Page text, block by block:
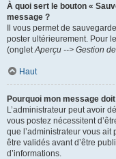
À quoi sert le bouton «
message ?
Il vous permet de
poster ultérieurement. Pour
(ongletAperçu --> Gestion
Haut
Pourquoi mon message
L’administrateur peut avoir
vous postez nécessitent
que l’administrateur vous
être validés avant d’être
d’informations.